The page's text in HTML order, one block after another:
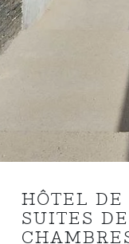
HÔTEL
SUITES